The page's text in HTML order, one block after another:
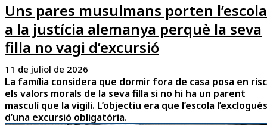
Uns pares musulmans porten l’escola
a la justícia alemanya perquè la seva
filla no vagi d’excursió
11 de juliol de 2026
La família considera que dormir fora de casa posa en risc
els valors morals de la seva filla si no hi ha un parent
masculí que la vigili. L’objectiu era que l’escola l’exclogués
d’una excursió obligatòria.